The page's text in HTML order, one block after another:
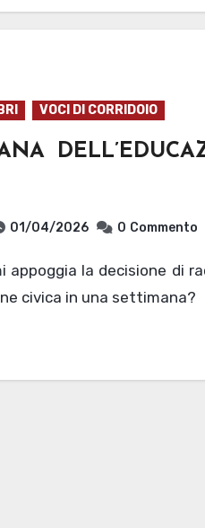
VOCI DI CORRIDOIO
01/04/2026 0 Commento
civica in una settimana?